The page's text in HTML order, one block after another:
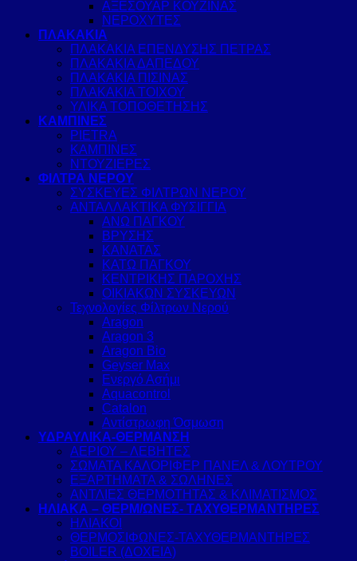
ΑΞΕΣΟΥΑΡ ΚΟΥΖΙΝΑΣ
ΝΕΡΟΧΥΤΕΣ
ΠΛΑΚΑΚΙΑ
ΠΛΑΚΑΚΙΑ ΕΠΕΝΔΥΣΗΣ ΠΕΤΡΑΣ
ΠΛΑΚΑΚΙΑ ΔΑΠΕΔΟΥ
ΠΛΑΚΑΚΙΑ ΠΙΣΙΝΑΣ
ΠΛΑΚΑΚΙΑ ΤΟΙΧΟΥ
ΥΛΙΚΑ ΤΟΠΟΘΕΤΗΣΗΣ
ΚΑΜΠΙΝΕΣ
PIETRA
ΚΑΜΠΙΝΕΣ
ΝΤΟΥΖΙΕΡΕΣ
ΦΙΛΤΡΑ ΝΕΡΟΥ
ΣΥΣΚΕΥΕΣ ΦΙΛΤΡΩΝ ΝΕΡΟΥ
ΑΝΤΑΛΛΑΚΤΙΚΑ ΦΥΣΙΓΓΙΑ
ΑΝΩ ΠΑΓΚΟΥ
ΒΡΥΣΗΣ
ΚΑΝΑΤΑΣ
ΚΑΤΩ ΠΑΓΚΟΥ
ΚΕΝΤΡΙΚΗΣ ΠΑΡΟΧΗΣ
ΟΙΚΙΑΚΩΝ ΣΥΣΚΕΥΩΝ
Τεχνολογίες Φίλτρων Νερού
Aragon
Aragon 3
Aragon Bio
Geyser Max
Ενεργό Ασήμι
Aquacontrol
Catalon
Αντίστρωφη Όσμωση
ΥΔΡΑΥΛΙΚΑ-ΘΕΡΜΑΝΣΗ
ΑΕΡΙΟΥ – ΛΕΒΗΤΕΣ
ΣΩΜΑΤΑ ΚΑΛΟΡΙΦΕΡ ΠΑΝΕΛ & ΛΟΥΤΡΟΥ
ΕΞΑΡΤΗΜΑΤΑ & ΣΩΛΗΝΕΣ
ΑΝΤΛΙΕΣ ΘΕΡΜΟΤΗΤΑΣ & ΚΛΙΜΑΤΙΣΜΟΣ
ΗΛΙΑΚΑ – ΘΕΡΜ/ΩΝΕΣ- ΤΑΧΥΘΕΡΜΑΝΤΗΡΕΣ
ΗΛΙΑΚΟΙ
ΘΕΡΜΟΣΙΦΩΝΕΣ-ΤΑΧΥΘΕΡΜΑΝΤΗΡΕΣ
BOILER (ΔΟΧΕΙΑ)